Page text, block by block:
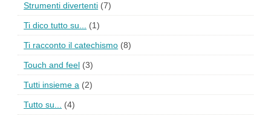
Strumenti divertenti (7)
Ti dico tutto su... (1)
Ti racconto il catechismo (8)
Touch and feel (3)
Tutti insieme a (2)
Tutto su... (4)